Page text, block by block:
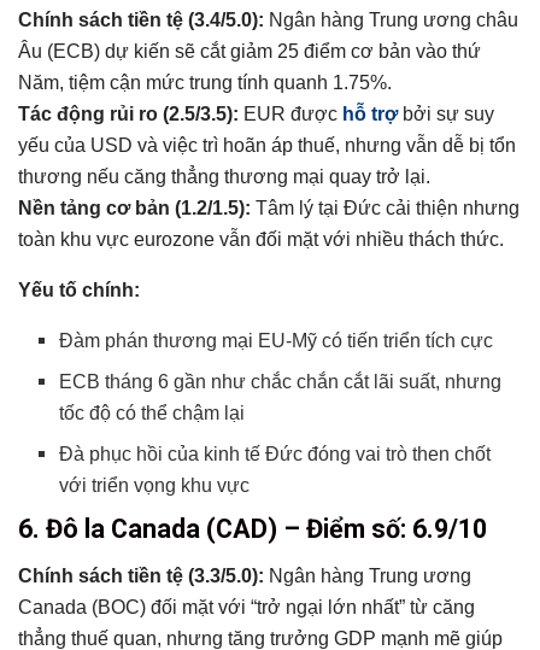
Chính sách tiền tệ (3.4/5.0): Ngân hàng Trung ương châu
Âu (ECB) dự kiến sẽ cắt giảm 25 điểm cơ bản vào thứ
Năm, tiệm cận mức trung tính quanh 1.75%.
Tác động rủi ro (2.5/3.5): EUR được hỗ trợbởi sự suy
yếu của USD và việc trì hoãn áp thuế, nhưng vẫn dễ bị tổn
thương nếu căng thẳng thương mại quay trở lại.
Nền tảng cơ bản (1.2/1.5): Tâm lý tại Đức cải thiện nhưng
toàn khu vực eurozone vẫn đối mặt với nhiều thách thức.
Yếu tố chính:
Đàm phán thương mại EU-Mỹ có tiến triển tích cực
ECB tháng 6 gần như chắc chắn cắt lãi suất, nhưng
tốc độ có thể chậm lại
Đà phục hồi của kinh tế Đức đóng vai trò then chốt
với triển vọng khu vực
6. Đô la Canada (CAD) – Điểm số: 6.9/10
Chính sách tiền tệ (3.3/5.0): Ngân hàng Trung ương
Canada (BOC) đối mặt với “trở ngại lớn nhất” từ căng
thẳng thuế quan, nhưng tăng trưởng GDP mạnh mẽ giúp